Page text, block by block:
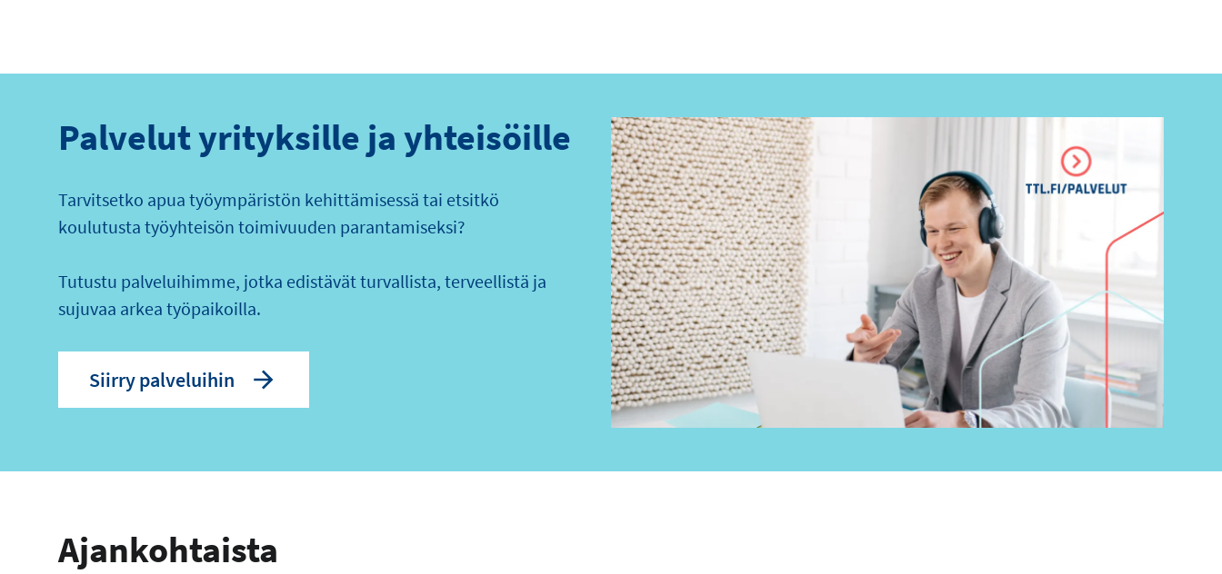
Palvelut yrityksille ja yhteisöille
Tarvitsetko apua työympäristön kehittämisessä tai etsitkö
koulutusta työyhteisön toimivuuden parantamiseksi?
Tutustu palveluihimme, jotka edistävät turvallista, terveellistä ja
sujuvaa arkea työpaikoilla.
Siirry palveluihin
Ajankohtaista